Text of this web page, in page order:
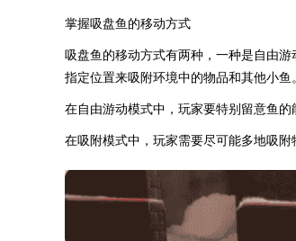
掌握吸盘鱼的移动方式
吸盘鱼的移动方式有两种，一种是自由
指定位置来吸附环境中的物品和其他小鱼。
在自由游动模式中，玩家要特别留意鱼
在吸附模式中，玩家需要尽可能多地吸附